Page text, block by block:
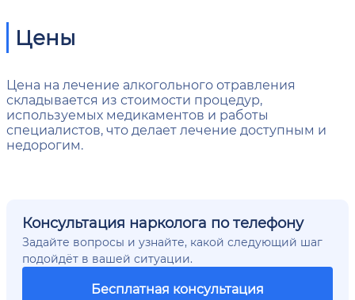
Цены
Цена на лечение алкогольного отравления
складывается из стоимости процедур,
используемых медикаментов и работы
специалистов, что делает лечение доступным и
недорогим.
Консультация нарколога по телефону
Задайте вопросы и узнайте, какой следующий шаг
подойдёт в вашей ситуации.
Бесплатная консультация